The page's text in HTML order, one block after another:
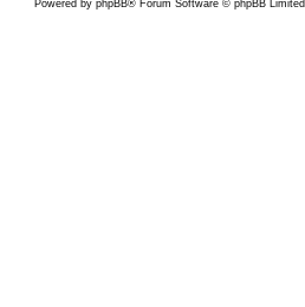
Powered byphpBB® Forum Software © phpBB Limited